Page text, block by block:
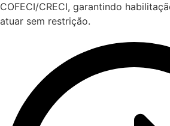
COFECI/CRECI, garantindo
atuar sem restrição.